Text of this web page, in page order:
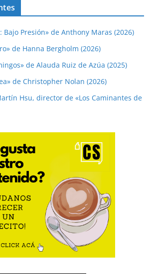
Bajo Presión» de Anthony Maras (2026)
de Hanna Bergholm (2026)
de Alauda Ruiz de Azúa (2025)
de Christopher Nolan (2026)
Hsu, director de «Los Caminantes de